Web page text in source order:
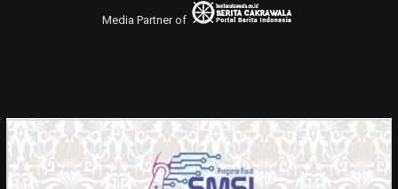
Media Partner of